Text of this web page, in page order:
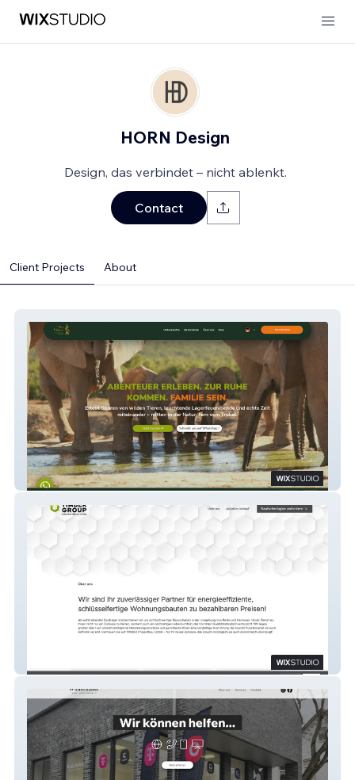
HORN Design
Design, das verbindet – nicht ablenkt.
Contact
Client Projects About
Pure Nature Familodge